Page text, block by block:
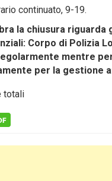
continuato, 9-19.
la chiusura
Corpo di Polizia
mentre
per la gestione
totali